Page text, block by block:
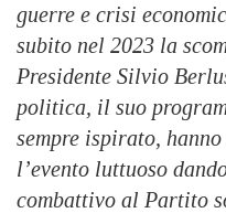
guerre e crisi
subito nel 2023 la
Presidente Silvio
politica, il suo
sempre ispirato,
l’evento luttuoso
combattivo al Partito